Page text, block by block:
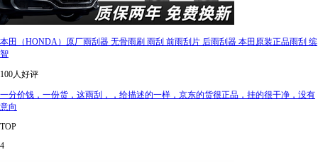
本田（HONDA）原厂雨刮器 无骨雨刷 雨刮 前雨刮片 后雨刮器 本田原装正品雨刮 缤
智
100人好评
一分价钱，一份货，这雨刮，，给描述的一样，京东的货很正品，挂的很干净，没有
意向
TOP
4